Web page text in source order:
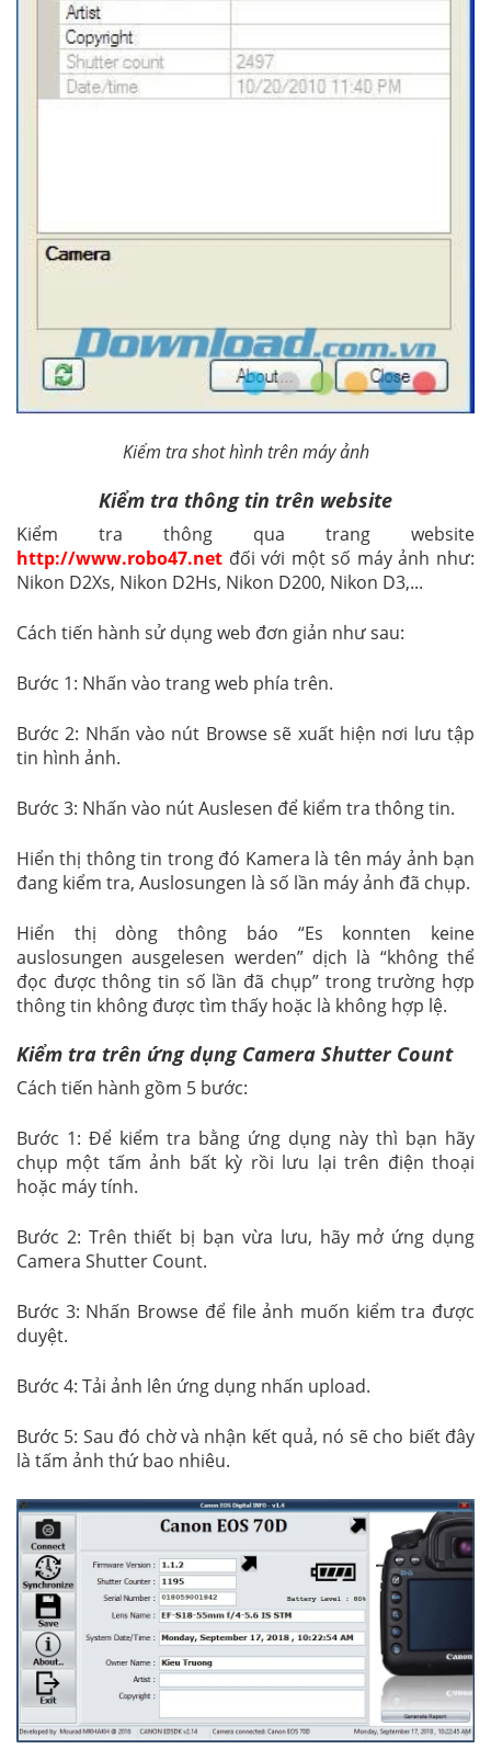
Kiểm tra shot hình trên máy ảnh
Kiểm tra thông tin trên website
Kiểm tra thông qua trang website
http://www.robo47.net đối với một số máy ảnh như:
Nikon D2Xs, Nikon D2Hs, Nikon D200, Nikon D3,...
Cách tiến hành sử dụng web đơn giản như sau:
Bước 1: Nhấn vào trang web phía trên.
Bước 2: Nhấn vào nút Browse sẽ xuất hiện nơi lưu tập
tin hình ảnh.
Bước 3: Nhấn vào nút Auslesen để kiểm tra thông tin.
Hiển thị thông tin trong đó Kamera là tên máy ảnh bạn
đang kiểm tra, Auslosungen là số lần máy ảnh đã chụp.
Hiển thị dòng thông báo “Es konnten keine
auslosungen ausgelesen werden” dịch là “không thể
đọc được thông tin số lần đã chụp” trong trường hợp
thông tin không được tìm thấy hoặc là không hợp lệ.
Kiểm tra trên ứng dụng Camera Shutter Count
Cách tiến hành gồm 5 bước:
Bước 1: Để kiểm tra bằng ứng dụng này thì bạn hãy
chụp một tấm ảnh bất kỳ rồi lưu lại trên điện thoại
hoặc máy tính.
Bước 2: Trên thiết bị bạn vừa lưu, hãy mở ứng dụng
Camera Shutter Count.
Bước 3: Nhấn Browse để file ảnh muốn kiểm tra được
duyệt.
Bước 4: Tải ảnh lên ứng dụng nhấn upload.
Bước 5: Sau đó chờ và nhận kết quả, nó sẽ cho biết đây
là tấm ảnh thứ bao nhiêu.